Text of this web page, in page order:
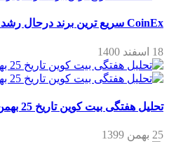
CoinEx سریع ترین برند درحال رشد در خدمات مالی!
18 اسفند 1400
تحلیل هفتگی بیت کوین تاریخ 25 بهمن 1399
25 بهمن 1399